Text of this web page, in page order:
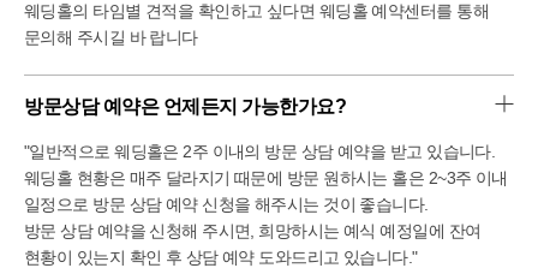
웨딩홀의 타임별 견적을 확인하고 싶다면 웨딩홀 예약센터를 통해
문의해 주시길 바 랍니다
방문상담 예약은 언제든지 가능한가요?
"일반적으로 웨딩홀은 2주 이내의 방문 상담 예약을 받고 있습니다.
웨딩홀 현황은 매주 달라지기 때문에 방문 원하시는 홀은 2~3주 이내
일정으로 방문 상담 예약 신청을 해주시는 것이 좋습니다.
방문 상담 예약을 신청해 주시면, 희망하시는 예식 예정일에 잔여
현황이 있는지 확인 후 상담 예약 도와드리고 있습니다."